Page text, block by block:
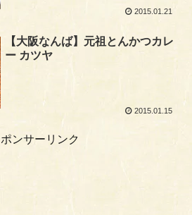
2015.01.21
【大阪なんば】元祖とんかつカレ
ー カツヤ
2015.01.15
ンサーリンク